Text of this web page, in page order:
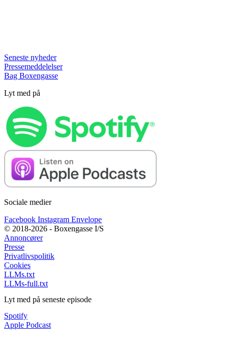
Seneste nyheder
Pressemeddelelser
Bag Boxengasse
Lyt med på
Sociale medier
Facebook Instagram Envelope
© 2018-2026 - Boxengasse I/S
Annoncører
Presse
Privatlivspolitik
Cookies
LLMs.txt
LLMs-full.txt
Lyt med på seneste episode
Spotify
Apple Podcast